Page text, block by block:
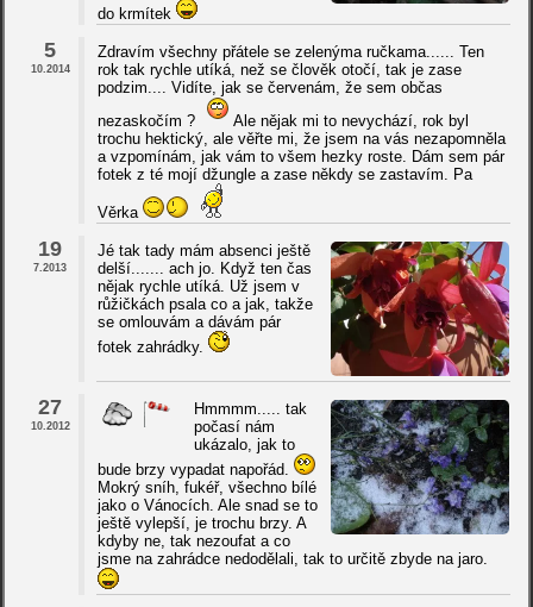
do krmítek
5
10.2014
Zdravím všechny přátele se zelenýma ručkama...... Ten
rok tak rychle utíká, než se člověk otočí, tak je zase
podzim.... Vidíte, jak se červenám, že sem občas
nezaskočím ?
Ale nějak mi to nevychází, rok byl
trochu hektický, ale věřte mi, že jsem na vás nezapomněla
a vzpomínám, jak vám to všem hezky roste. Dám sem pár
fotek z té mojí džungle a zase někdy se zastavím. Pa
Věrka
19
7.2013
Jé tak tady mám absenci ještě
delší....... ach jo. Když ten čas
nějak rychle utíká. Už jsem v
růžičkách psala co a jak, takže
se omlouvám a dávám pár
fotek zahrádky.
27
10.2012
Hmmmm..... tak
počasí nám
ukázalo, jak to
bude brzy vypadat napořád.
Mokrý sníh, fukéř, všechno bílé
jako o Vánocích. Ale snad se to
ještě vylepší, je trochu brzy. A
kdyby ne, tak nezoufat a co
jsme na zahrádce nedodělali, tak to určitě zbyde na jaro.